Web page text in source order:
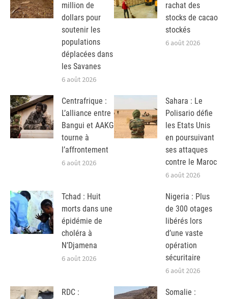
million de
dollars pour
soutenir les
populations
déplacées dans
les Savanes
6 août 2026
rachat des
stocks de cacao
stockés
6 août 2026
Centrafrique :
L’alliance entre
Bangui et AAKG
tourne à
l’affrontement
6 août 2026
Sahara : Le
Polisario défie
les Etats Unis
en poursuivant
ses attaques
contre le Maroc
6 août 2026
Tchad : Huit
morts dans une
épidémie de
choléra à
N’Djamena
6 août 2026
Nigeria : Plus
de 300 otages
libérés lors
d’une vaste
opération
sécuritaire
6 août 2026
RDC :
Somalie :